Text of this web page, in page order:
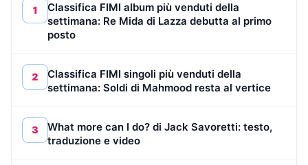
1
Classifica FIMI album più venduti della
settimana: Re Mida di Lazza debutta al primo
posto
2
Classifica FIMI singoli più venduti della
settimana: Soldi di Mahmood resta al vertice
3
What more can I do? di Jack Savoretti: testo,
traduzione e video